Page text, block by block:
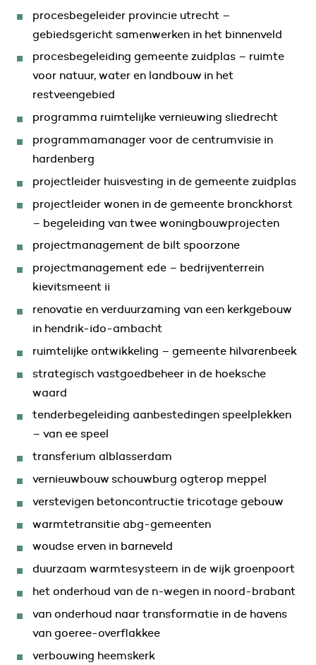
procesbegeleider provincie utrecht –
gebiedsgericht samenwerken in het binnenveld
procesbegeleiding gemeente zuidplas – ruimte
voor natuur, water en landbouw in het
restveengebied
programma ruimtelijke vernieuwing sliedrecht
programmamanager voor de centrumvisie in
hardenberg
projectleider huisvesting in de gemeente zuidplas
projectleider wonen in de gemeente bronckhorst
– begeleiding van twee woningbouwprojecten
projectmanagement de bilt spoorzone
projectmanagement ede – bedrijventerrein
kievitsmeent ii
renovatie en verduurzaming van een kerkgebouw
in hendrik-ido-ambacht
ruimtelijke ontwikkeling – gemeente hilvarenbeek
strategisch vastgoedbeheer in de hoeksche
waard
tenderbegeleiding aanbestedingen speelplekken
– van ee speel
transferium alblasserdam
vernieuwbouw schouwburg ogterop meppel
verstevigen betoncontructie tricotage gebouw
warmtetransitie abg-gemeenten
woudse erven in barneveld
duurzaam warmtesysteem in de wijk groenpoort
het onderhoud van de n-wegen in noord-brabant
van onderhoud naar transformatie in de havens
van goeree-overflakkee
verbouwing heemskerk